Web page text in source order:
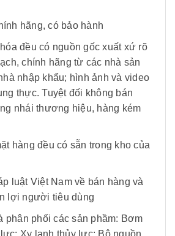
hãng, có bảo hành
đều có nguồn gốc xuất xứ rõ
chính hãng từ các nhà sản
nhập khẩu; hình ảnh và video
thực. Tuyệt đối không bán
nhái thương hiệu, hàng kém
hàng đều có sẵn trong kho của
luật Việt Nam về bán hàng và
lợi người tiêu dùng
phân phối các sản phầm: Bơm
Xy lanh thủy lực; Bộ nguồn